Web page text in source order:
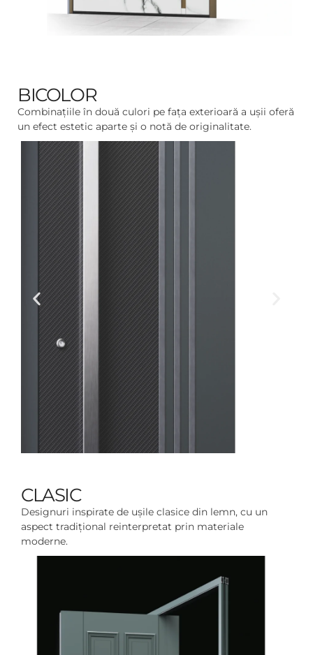
BICOLOR
Combinațiile în două culori pe fața exterioară a ușii oferă
un efect estetic aparte și o notă de originalitate.
CLASIC
Designuri inspirate de ușile clasice din lemn, cu un
aspect tradițional reinterpretat prin materiale
moderne.